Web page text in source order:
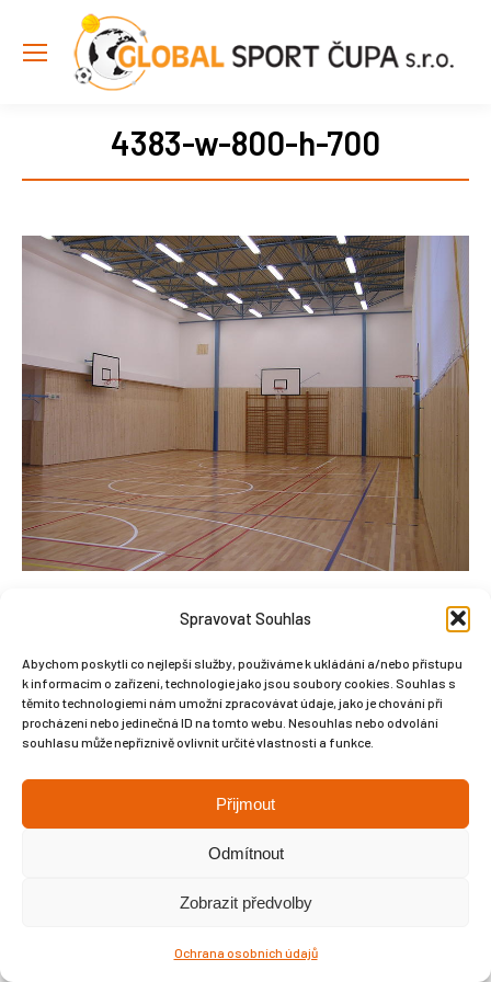
Spravovat Souhlas
Abychom poskytli co nejlepší služby, používáme k ukládání a/nebo přístupu
k informacím o zařízení, technologie jako jsou soubory cookies. Souhlas s
těmito technologiemi nám umožní zpracovávat údaje, jako je chování při
procházení nebo jedinečná ID na tomto webu. Nesouhlas nebo odvolání
souhlasu může nepříznivě ovlivnit určité vlastnosti a funkce.
Přijmout
Odmítnout
Zobrazit předvolby
Ochrana osobních údajů
4383-w-800-h-700
Copyright © Weiron Dynamics, s.r.o. |Tvorba webových stránek
SEO